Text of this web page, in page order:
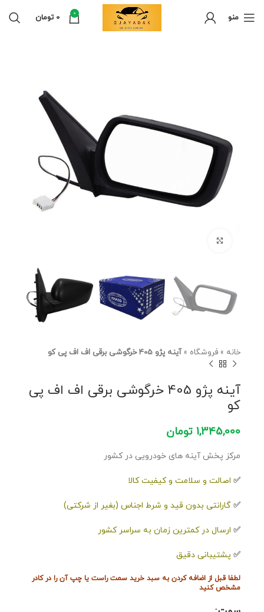
منو 0
0 تومان
خانه » فروشگاه »آینه پژو 405 خرگوشی برقی اف اف پی کو
آینه پژو 405 خرگوشی برقی اف اف پی
کو
1,345,000 تومان
مرکز پخش آینه های خودرویی در کشور
✅ اصالت و سلامت و کیفیت کالا
✅ گارانتی بدون قید و شرط اجناس (بغیر از شرکتی)
✅ ارسال در کمترین زمان به سراسر کشور
✅ پشتیبانی دقیق
لطفا قبل از اضافه کردن به سبد خرید سمت راست یا چپ آن را در کادر
مشخص کنید